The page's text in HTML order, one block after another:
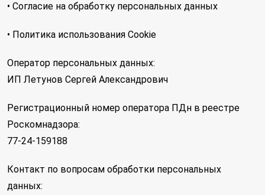
• Согласие на обработку персональных данных
• Политика использования Cookie
Оператор персональных данных:
ИП Летунов Сергей Александрович
Регистрационный номер оператора ПДн в реестре
Роскомнадзора:
77-24-159188
Контакт по вопросам обработки персональных
данных: